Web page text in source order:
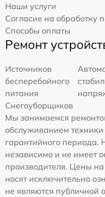
Наши услуги
Согласие на обработку
Способы оплаты
Ремонт
Источников
бесперебойного
питания
Снегоуборщиков
Мы занимаемся
обслуживанием
гарантийного периода.
независимо и не имеет
производителя. Цены
носят исключительно
не являются публичной